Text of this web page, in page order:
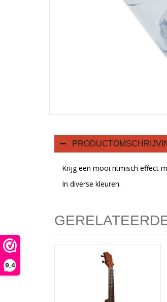
9,4
Krijg een mooi ritmisch effect
In diverse kleuren.